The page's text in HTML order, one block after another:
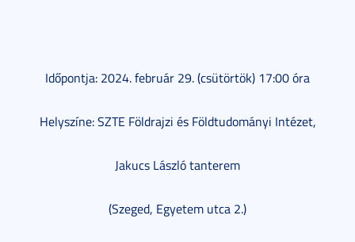
Időpontja: 2024. február 29. (csütörtök) 17:00 óra
Helyszíne: SZTE Földrajzi és Földtudományi Intézet,
Jakucs László tanterem
(Szeged, Egyetem utca 2.)